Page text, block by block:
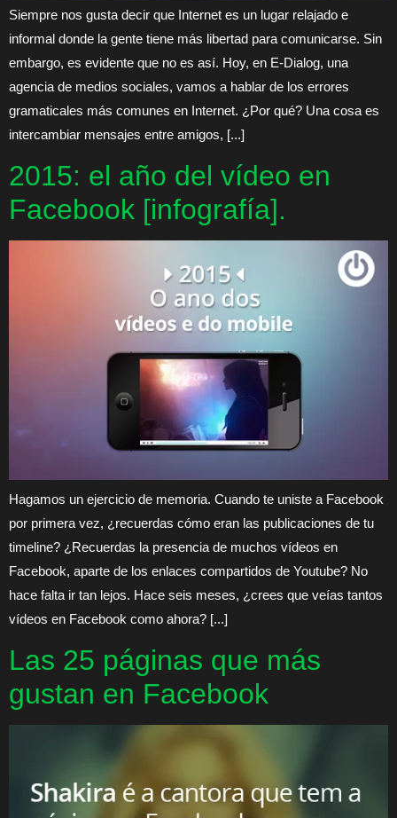
Siempre nos gusta decir que Internet es un lugar relajado e
informal donde la gente tiene más libertad para comunicarse. Sin
embargo, es evidente que no es así. Hoy, en E-Dialog, una
agencia de medios sociales, vamos a hablar de los errores
gramaticales más comunes en Internet. ¿Por qué? Una cosa es
intercambiar mensajes entre amigos, [...]
2015: el año del vídeo en
Facebook [infografía].
Hagamos un ejercicio de memoria. Cuando te uniste a Facebook
por primera vez, ¿recuerdas cómo eran las publicaciones de tu
timeline? ¿Recuerdas la presencia de muchos vídeos en
Facebook, aparte de los enlaces compartidos de Youtube? No
hace falta ir tan lejos. Hace seis meses, ¿crees que veías tantos
vídeos en Facebook como ahora? [...]
Las 25 páginas que más
gustan en Facebook